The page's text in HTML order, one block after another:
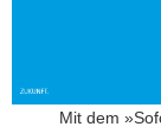
Mit dem